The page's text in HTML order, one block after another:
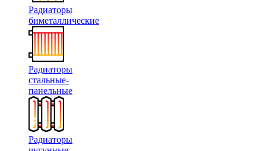
Радиаторы
биметаллические
Радиаторы
стальные-
панельные
Радиаторы